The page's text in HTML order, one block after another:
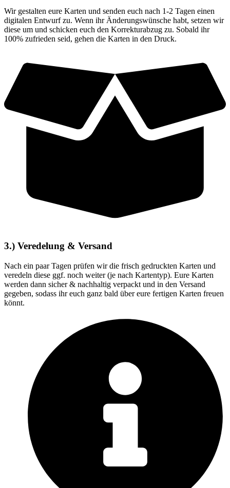
Wir gestalten eure Karten und senden euch nach 1-2 Tagen einen
digitalen Entwurf zu. Wenn ihr Änderungswünsche habt, setzen wir
diese um und schicken euch den Korrekturabzug zu. Sobald ihr
100% zufrieden seid, gehen die Karten in den Druck.
3.) Veredelung & Versand
Nach ein paar Tagen prüfen wir die frisch gedruckten Karten und
veredeln diese ggf. noch weiter (je nach Kartentyp). Eure Karten
werden dann sicher & nachhaltig verpackt und in den Versand
gegeben, sodass ihr euch ganz bald über eure fertigen Karten freuen
könnt.